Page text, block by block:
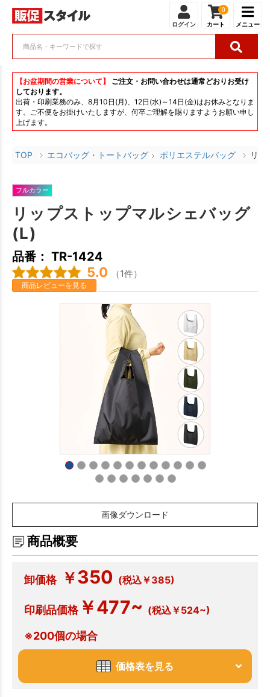
ログイン
0
カート メニュー
【お盆期間の営業について】
ご注文・お問い合わせは通常どおりお受け
しております。
出荷・印刷業務のみ、8月10日(月)、12日(水)～14日(金)はお休みとなりま
す。ご不便をお掛けいたしますが、何卒ご理解を賜りますようお願い申し
上げます。
TOP エコバッグ・トートバッグ ポリエステルバッグ リ
フルカラー
リップストップマルシェバッグ
(L)
品番： TR-1424
5.0 （1件）
商品レビューを見る
画像ダウンロード
商品概要
卸価格 ￥350 (税込￥385)
印刷品価格￥477~ (税込￥524~)
※200個の場合
価格表を見る